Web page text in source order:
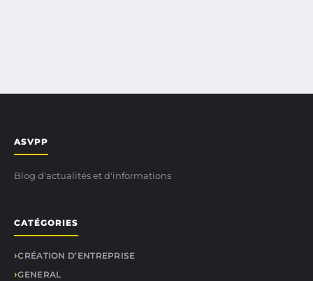
ASVPP
Blog d'actualités et d'informations
CATÉGORIES
CRÉATION D’ENTREPRISE
GENERAL